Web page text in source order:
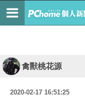
禽獸桃花源
2020-02-17 16:51:25